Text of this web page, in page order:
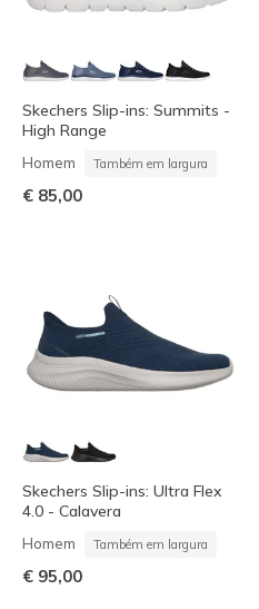
Skechers Slip-ins: Summits -
High Range
Homem Também em largura
€ 85,00
Skechers Slip-ins: Ultra Flex
4.0 - Calavera
Homem Também em largura
€ 95,00